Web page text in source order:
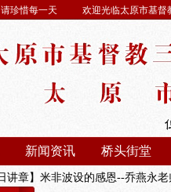
欢迎光临太原市基督
珍惜每一天
新闻资讯 桥头街堂
讲章】米非波设的感恩--乔燕永老